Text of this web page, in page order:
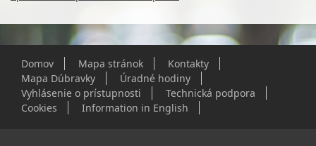
Domov Mapa stránok
Kontakty
Mapa Dúbravky
Úradné hodiny
Vyhlásenie o prístupnosti
Technická podpora
Cookies
Information in English